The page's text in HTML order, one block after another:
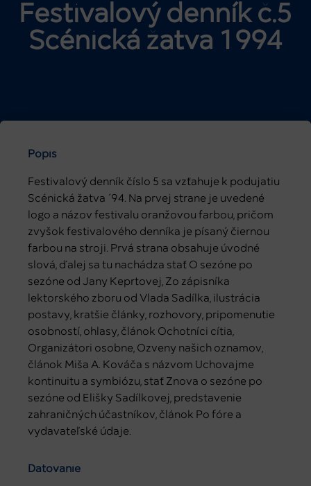
Festivalový denník č.5
Scénická žatva 1994
Popis
Festivalový denník číslo 5 sa vzťahuje k podujatiu
Scénická žatva ´94. Na prvej strane je uvedené
logo a názov festivalu oranžovou farbou, pričom
zvyšok festivalového denníka je písaný čiernou
farbou na stroji. Prvá strana obsahuje úvodné
slová, ďalej sa tu nachádza stať O sezóne po
sezóne od Jany Keprtovej, Zo zápisníka
lektorského zboru od Vlada Sadílka, ilustrácia
postavy, kratšie články, rozhovory, pripomenutie
osobností, ohlasy, článok Ochotníci cítia,
Organizátori osobne, Ozveny našich oznamov,
článok Miša A. Kováča s názvom Uchovajme
kontinuitu a symbiózu, stať Znova o sezóne po
sezóne od Elišky Sadílkovej, predstavenie
zahraničných účastníkov, článok Po fóre a
vydavateľské údaje.
Datovanie